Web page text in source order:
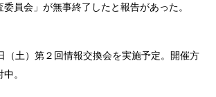
会」が無事終了したと報告があった。
）第２回情報交換会を実施予定。開催方
。